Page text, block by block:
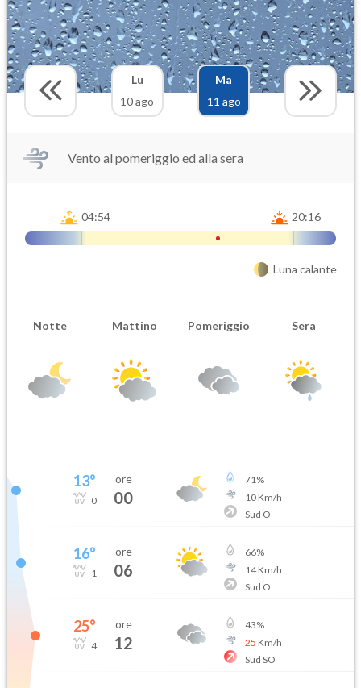
Lu
10 ago
Ma
11 ago
Vento al pomeriggio ed alla sera
04:54 20:16
Luna calante
Notte Mattino Pomeriggio Sera
13°
0
ore
00
71%
10Km/h
Sud O
16°
1
ore
06
66%
14Km/h
Sud O
25°
4
ore
12
43%
25 Km/h
Sud SO